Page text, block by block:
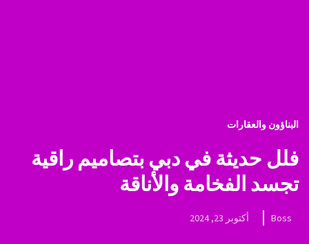
البناؤون والعقارات
فلل حديثة في دبي بتصاميم راقية
تجسد الفخامة والأناقة
Boss أكتوبر 23, 2024